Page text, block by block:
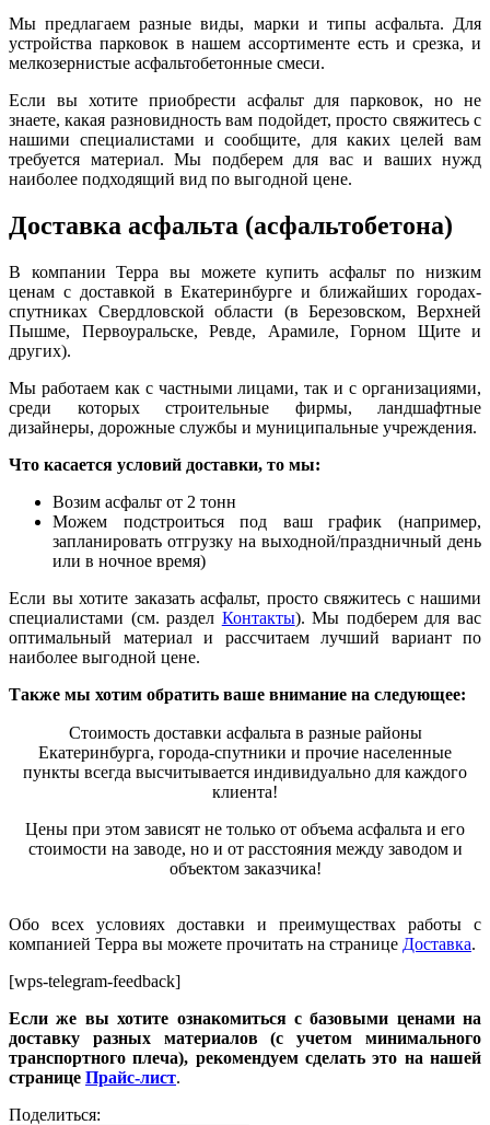
Мы предлагаем разные виды, марки и типы асфальта. Для
устройства парковок в нашем ассортименте есть и срезка, и
мелкозернистые асфальтобетонные смеси.
Если вы хотите приобрести асфальт для парковок, но не
знаете, какая разновидность вам подойдет, просто свяжитесь с
нашими специалистами и сообщите, для каких целей вам
требуется материал. Мы подберем для вас и ваших нужд
наиболее подходящий вид по выгодной цене.
Доставка асфальта (асфальтобетона)
В компании Терра вы можете купить асфальт по низким
ценам с доставкой в Екатеринбурге и ближайших городах-
спутниках Свердловской области (в Березовском, Верхней
Пышме, Первоуральске, Ревде, Арамиле, Горном Щите и
других).
Мы работаем как с частными лицами, так и с организациями,
среди которых строительные фирмы, ландшафтные
дизайнеры, дорожные службы и муниципальные учреждения.
Что касается условий доставки, то мы:
Возим асфальт от 2 тонн
Можем подстроиться под ваш график (например,
запланировать отгрузку на выходной/праздничный день
или в ночное время)
Если вы хотите заказать асфальт, просто свяжитесь с нашими
специалистами (см. раздел Контакты). Мы подберем для вас
оптимальный материал и рассчитаем лучший вариант по
наиболее выгодной цене.
Также мы хотим обратить ваше внимание на следующее:
Стоимость доставки асфальта в разные районы
Екатеринбурга, города-спутники и прочие населенные
пункты всегда высчитывается индивидуально для каждого
клиента!
Цены при этом зависят не только от объема асфальта и его
стоимости на заводе, но и от расстояния между заводом и
объектом заказчика!
Обо всех условиях доставки и преимуществах работы с
компанией Терра вы можете прочитать на странице Доставка.
[wps-telegram-feedback]
Если же вы хотите ознакомиться с базовыми ценами на
доставку разных материалов (с учетом минимального
транспортного плеча), рекомендуем сделать это на нашей
странице Прайс-лист.
Поделиться: